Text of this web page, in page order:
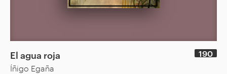
El agua roja
Íñigo Egaña
190